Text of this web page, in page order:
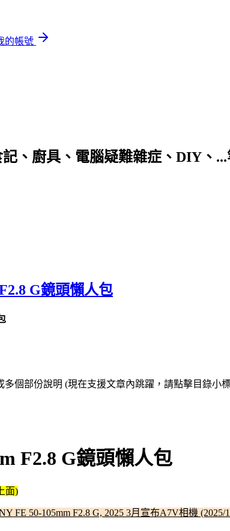
的帳號
、廚具、電腦疑難雜症、DIY、
G鏡頭懶人包
個部份說明 (現在支援文章內跳躍，請點擊目錄小
F2.8 G鏡頭懶人包
面)
FE 50-105mm F2.8 G, 2025 3月宣布A7V相機 (2025/